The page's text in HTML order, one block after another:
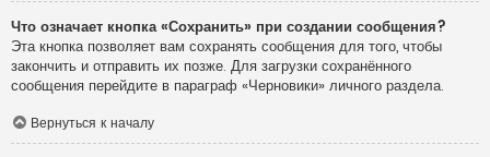
Что означает кнопка «Сохранить» при создании сообщения?
Эта кнопка позволяет вам сохранять сообщения для того, чтобы
закончить и отправить их позже. Для загрузки сохранённого
сообщения перейдите в параграф «Черновики» личного раздела.
Вернуться к началу